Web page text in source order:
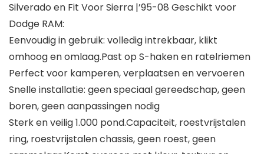
Silverado en Fit Voor Sierra |’95-08 Geschikt voor
Dodge RAM:
Eenvoudig in gebruik: volledig intrekbaar, klikt
omhoog en omlaag.Past op S-haken en ratelriemen
Perfect voor kamperen, verplaatsen en vervoeren
Snelle installatie: geen speciaal gereedschap, geen
boren, geen aanpassingen nodig
Sterk en veilig 1.000 pond.Capaciteit, roestvrijstalen
ring, roestvrijstalen chassis, geen roest, geen